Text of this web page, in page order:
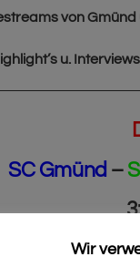
von
u.
SC Gmünd –
Wir